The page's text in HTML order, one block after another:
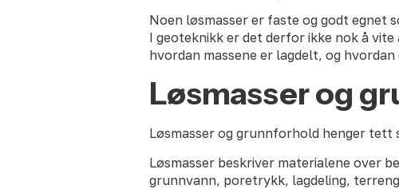
Noen løsmasser er faste og godt egnet
I geoteknikk er det derfor ikke nok å vite
hvordan massene er lagdelt, og
Løsmasser og
Løsmasser og grunnforhold henger tett
Løsmasser beskriver materialene over
grunnvann, poretrykk, lagdeling,